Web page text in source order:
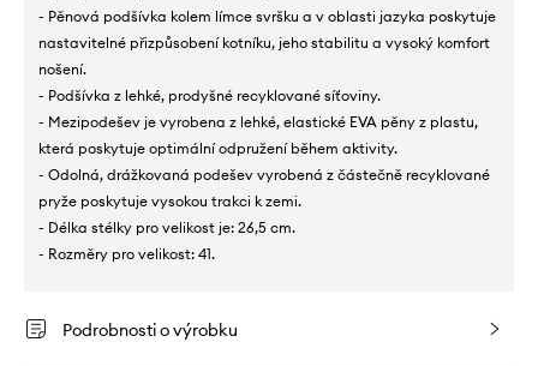
- Pěnová podšívka kolem límce svršku a v oblasti jazyka poskytuje
nastavitelné přizpůsobení kotníku, jeho stabilitu a vysoký komfort
nošení.
- Podšívka z lehké, prodyšné recyklované síťoviny.
- Mezipodešev je vyrobena z lehké, elastické EVA pěny z plastu,
která poskytuje optimální odpružení během aktivity.
- Odolná, drážkovaná podešev vyrobená z částečně recyklované
pryže poskytuje vysokou trakci k zemi.
- Délka stélky pro velikost je: 26,5 cm.
- Rozměry pro velikost: 41.
Podrobnosti o výrobku